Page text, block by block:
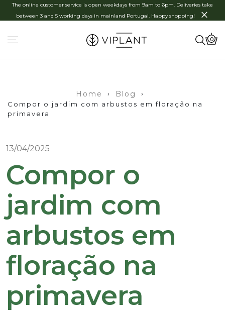
The online customer service is open weekdays from 9am to 6pm. Deliveries take
between 3 and 5 working days in mainland Portugal. Happy shopping!
×
0
Home › Blog
›
Compor o jardim com arbustos em floração na
primavera
13/04/2025
Compor o
jardim com
arbustos em
floração na
primavera